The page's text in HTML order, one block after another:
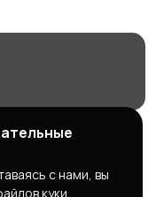
| Работа |
5609203278 ОГРН
с нами, вы
куки.